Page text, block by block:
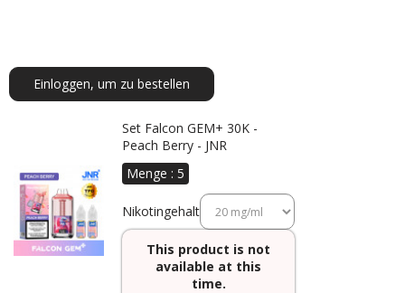
Einloggen, um zu bestellen
Set Falcon GEM+ 30K -
Peach Berry - JNR
Menge : 5
Nikotingehalt
This product is not
available at this
time.